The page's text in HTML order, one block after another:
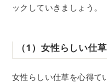
ックしていきましょう。
（1）女性らしい仕
女性らしい仕草を心得て